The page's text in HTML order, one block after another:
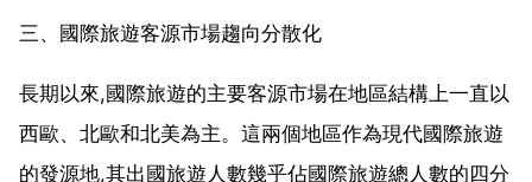
三、國際旅遊客源市場趨向分散化
長期以來,國際旅遊的主要客源市場在地區結構上一直以
西歐、北歐和北美為主。這兩個地區作為現代國際旅遊
的發源地,其出國旅遊人數幾乎佔國際旅遊總人數的四分